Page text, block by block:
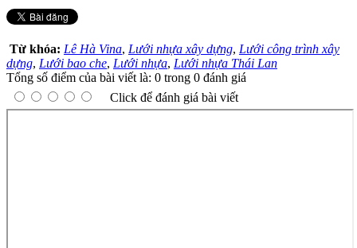
Từ khóa: Lê Hà Vina, Lưới nhựa xây dựng, Lưới công trình xây
dựng, Lưới bao che, Lưới nhựa, Lưới nhựa Thái Lan
Tổng số điểm của bài viết là: 0 trong 0 đánh giá
Click để đánh giá bài viết